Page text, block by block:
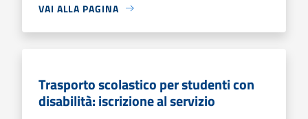
VAI ALLA PAGINA
Trasporto scolastico per studenti con
disabilità: iscrizione al servizio